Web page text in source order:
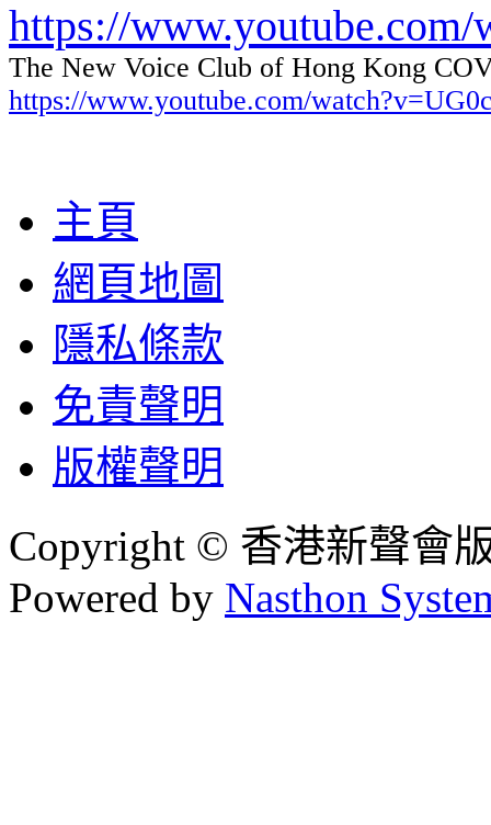
https://
The New Voice Club of Hong Kong
https://www.youtube.com/
主頁
網頁地圖
隱私條款
免責聲明
版權聲明
Copyright © 香港新聲會
Powered by Nasthon